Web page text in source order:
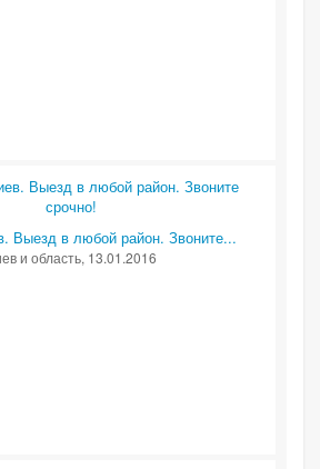
Выезд в любой район. Звоните...
и область, 13.01.2016